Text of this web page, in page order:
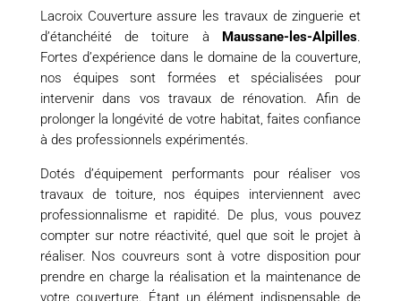
Lacroix Couverture assure les travaux de zinguerie et
d’étanchéité de toiture à Maussane-les-Alpilles.
Fortes d’expérience dans le domaine de la couverture,
nos équipes sont formées et spécialisées pour
intervenir dans vos travaux de rénovation. Afin de
prolonger la longévité de votre habitat, faites confiance
à des professionnels expérimentés.
Dotés d’équipement performants pour réaliser vos
travaux de toiture, nos équipes interviennent avec
professionnalisme et rapidité. De plus, vous pouvez
compter sur notre réactivité, quel que soit le projet à
réaliser. Nos couvreurs sont à votre disposition pour
prendre en charge la réalisation et la maintenance de
votre couverture. Étant un élément indispensable de